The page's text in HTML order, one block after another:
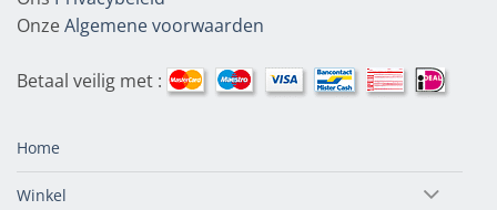
OnzeAlgemene voorwaarden
Betaal veilig met :
Home
Winkel